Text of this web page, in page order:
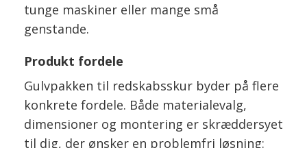
tunge maskiner eller mange små
genstande.
Produkt fordele
Gulvpakken til redskabsskur byder på flere
konkrete fordele. Både materialevalg,
dimensioner og montering er skræddersyet
til dig, der ønsker en problemfri løsning: